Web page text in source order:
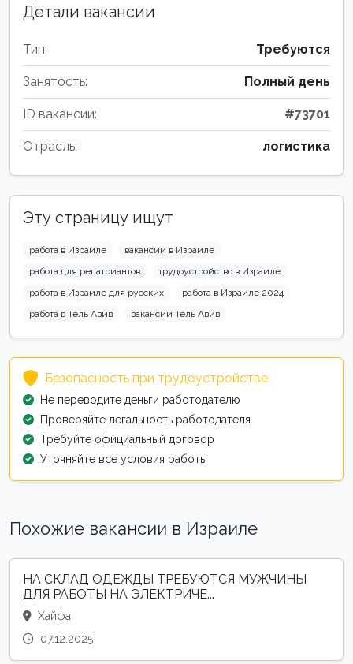
Детали вакансии
Тип: Требуются
Занятость: Полный день
ID вакансии: #73701
Отрасль: логистика
Эту страницу ищут
работа в Израиле
вакансии в Израиле
работа для репатриантов
трудоустройство в Израиле
работа в Израиле для русских
работа в Израиле 2024
работа в Тель Авив
вакансии Тель Авив
Безопасность при трудоустройстве
Не переводите деньги работодателю
Проверяйте легальность работодателя
Требуйте официальный договор
Уточняйте все условия работы
Похожие вакансии в Израиле
НА СКЛАД ОДЕЖДЫ ТРЕБУЮТСЯ МУЖЧИНЫ
ДЛЯ РАБОТЫ НА ЭЛЕКТРИЧЕ...
Хайфа
07.12.2025